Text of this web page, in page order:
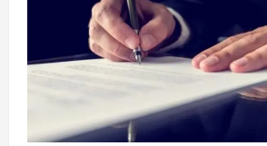
أغسطس 7, 2026
حوادث
مقتل مسن بورسعيد.. العثور على رجل مُقيد
اليدين والقدمين داخل منزله والأمن يكثف
أغسطس 7, 2026 0